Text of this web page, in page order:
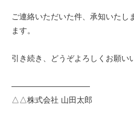
ご連絡いただいた件、承知いたし
ます。
引き続き、どうぞよろしくお願い
――――――――――
△△株式会社 山田太郎